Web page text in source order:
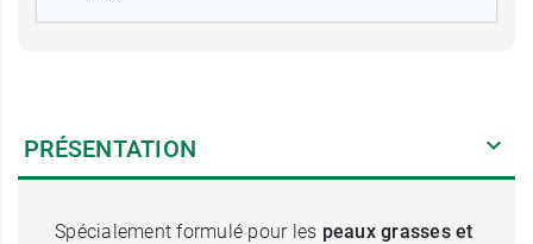
PRÉSENTATION
Spécialement formulé pour les peaux grasses et